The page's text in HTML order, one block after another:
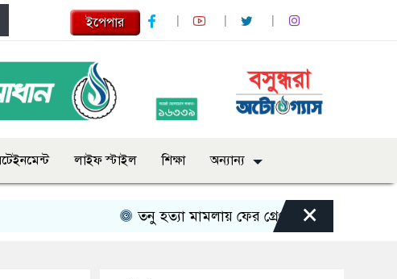
ইপেপার
লাইফ স্টাইল শিক্ষা অন্যান্য
তনু হত্যা মামলায় ফের গ্রেপ্তার সাবেক সেনাসদস্য
×